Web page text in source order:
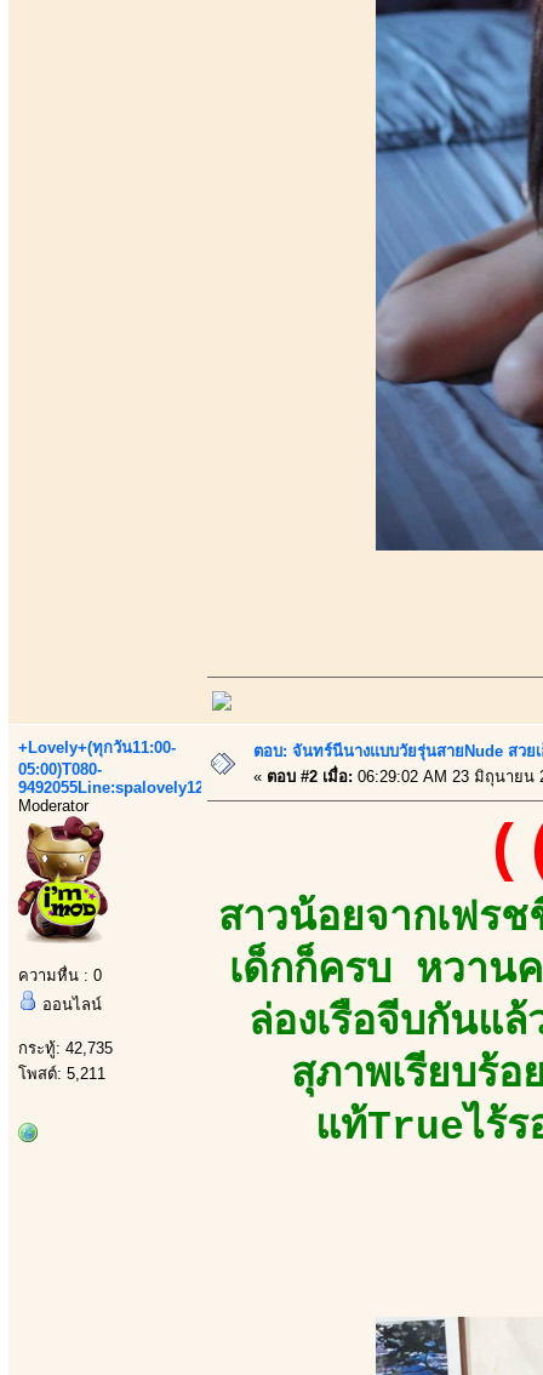
+Lovely+(ทุกวัน11:00-
05:00)T080-
9492055Line:spalovely123
Moderator
ความหื่น : 0
ออนไลน์
กระทู้: 42,735
โพสต์: 5,211
ตอบ: จันทร์นีนางแบบวัยรุ่นสายNude สวย
« ตอบ #2 เมื่อ: 06:29:02 AM 23 มิถุนายน
สาวน้อยจากเฟ
เด็กก็ครบ หวาน
ล่องเรือจีบกันแ
สุภาพเรียบร้
แท้Trueไร้